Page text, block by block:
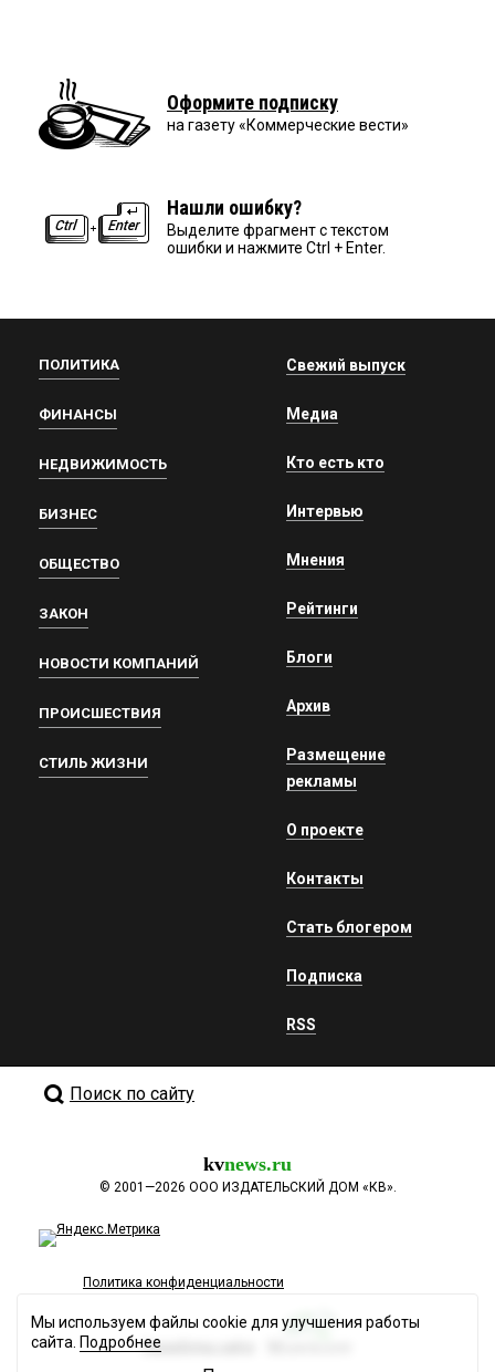
Оформите подписку
на газету «Коммерческие вести»
Нашли ошибку?
Выделите фрагмент с текстом
ошибки и нажмите Ctrl + Enter.
ПОЛИТИКА
ФИНАНСЫ
НЕДВИЖИМОСТЬ
БИЗНЕС
ОБЩЕСТВО
ЗАКОН
НОВОСТИ КОМПАНИЙ
ПРОИСШЕСТВИЯ
СТИЛЬ ЖИЗНИ
Свежий выпуск
Медиа
Кто есть кто
Интервью
Мнения
Рейтинги
Блоги
Архив
Размещение
рекламы
О проекте
Контакты
Стать блогером
Подписка
RSS
Поиск по сайту
kvnews.ru
© 2001—2026 ООО ИЗДАТЕЛЬСКИЙ ДОМ «КВ».
Политика конфиденциальности
Разработка сайта
Мы используем файлы cookie для улучшения работы
сайта. Подробнее